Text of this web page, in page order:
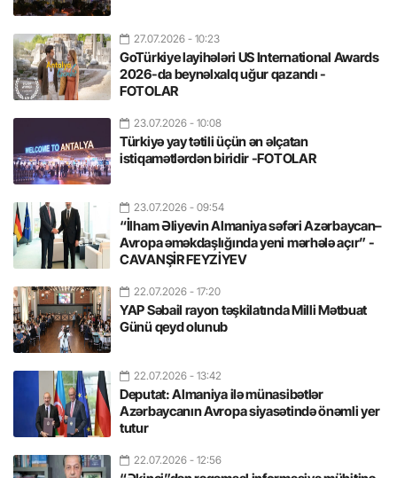
27.07.2026 - 10:23
GoTürkiye layihələri US International Awards
2026-da beynəlxalq uğur qazandı -
FOTOLAR
23.07.2026 - 10:08
Türkiyə yay tətili üçün ən əlçatan
istiqamətlərdən biridir -FOTOLAR
23.07.2026 - 09:54
“İlham Əliyevin Almaniya səfəri Azərbaycan–
Avropa əməkdaşlığında yeni mərhələ açır” -
CAVANŞİR FEYZİYEV
22.07.2026 - 17:20
YAP Səbail rayon təşkilatında Milli Mətbuat
Günü qeyd olunub
22.07.2026 - 13:42
Deputat: Almaniya ilə münasibətlər
Azərbaycanın Avropa siyasətində önəmli yer
tutur
22.07.2026 - 12:56